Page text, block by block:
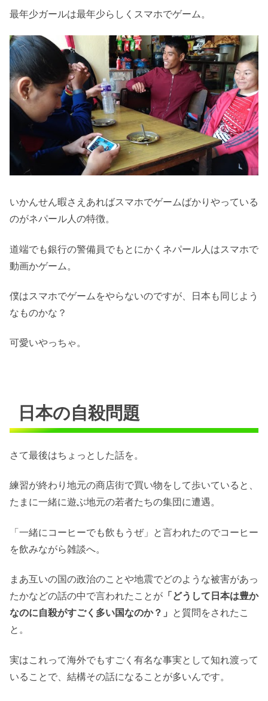
最年少ガールは最年少らしくスマホでゲーム。
いかんせん暇さえあればスマホでゲームばかりやっている
のがネパール人の特徴。
道端でも銀行の警備員でもとにかくネパール人はスマホで
動画かゲーム。
僕はスマホでゲームをやらないのですが、日本も同じよう
なものかな？
可愛いやっちゃ。
日本の自殺問題
さて最後はちょっとした話を。
練習が終わり地元の商店街で買い物をして歩いていると、
たまに一緒に遊ぶ地元の若者たちの集団に遭遇。
「一緒にコーヒーでも飲もうぜ」と言われたのでコーヒー
を飲みながら雑談へ。
まあ互いの国の政治のことや地震でどのような被害があっ
たかなどの話の中で言われたことが 「どうして日本は豊か
なのに自殺がすごく多い国なのか？」 と質問をされたこ
と。
実はこれって海外でもすごく有名な事実として知れ渡って
いることで、結構その話になることが多いんです。